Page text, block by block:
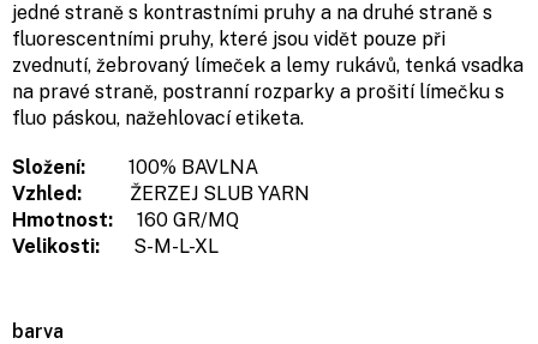
barva
jedné straně s kontrastními pruhy a na druhé straně s
fluorescentními pruhy, které jsou vidět pouze při
zvednutí, žebrovaný límeček a lemy rukávů, tenká vsadka
na pravé straně, postranní rozparky a prošití límečku s
fluo páskou, nažehlovací etiketa.
Složení:
100% BAVLNA
Vzhled:
ŽERZEJ SLUB YARN
Hmotnost:
160 GR/MQ
Velikosti:
S-M-L-XL